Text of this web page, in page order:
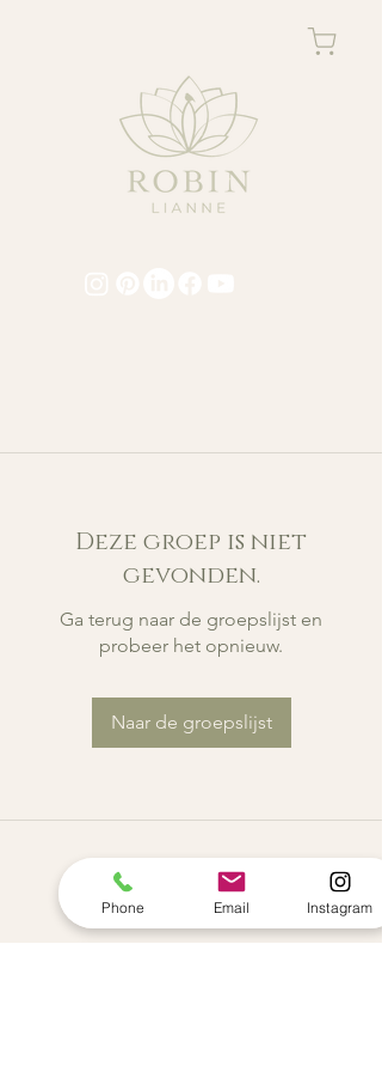
Deze groep is niet
gevonden.
Ga terug naar de groepslijst en
probeer het opnieuw.
Naar de groepslijst
Phone Email Instagram